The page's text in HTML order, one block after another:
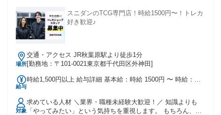
スニダンのTCG専門店！時給1500円〜！トレカ
好き歓迎♪
場所
交通・アクセス JR秋葉原駅より徒歩1分
[勤務地：〒101-0021東京都千代田区外神田]
給与
時給1,500円以上 給与詳細 基本給：時給 1500円 〜 時給：
対象
求めている人材 ＼業界・職種未経験大歓迎！／ 知識よりも
「やってみたい」という気持ちを重視します。 もちろん、ト